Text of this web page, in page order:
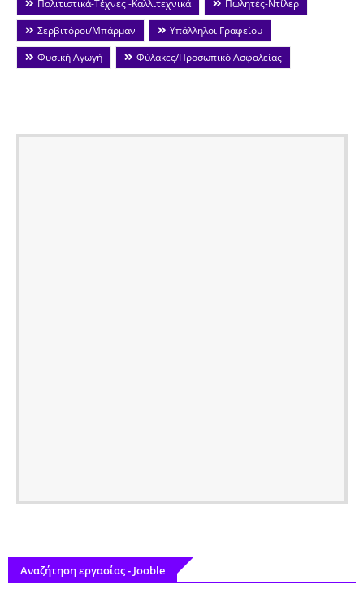
Πολιτιστικά-Τέχνες -Καλλιτεχνικά
Πωλητές-Ντίλερ
Σερβιτόροι/Μπάρμαν
Υπάλληλοι Γραφείου
Φυσική Αγωγή
Φύλακες/Προσωπικό Ασφαλείας
Αναζήτηση εργασίας - Jooble